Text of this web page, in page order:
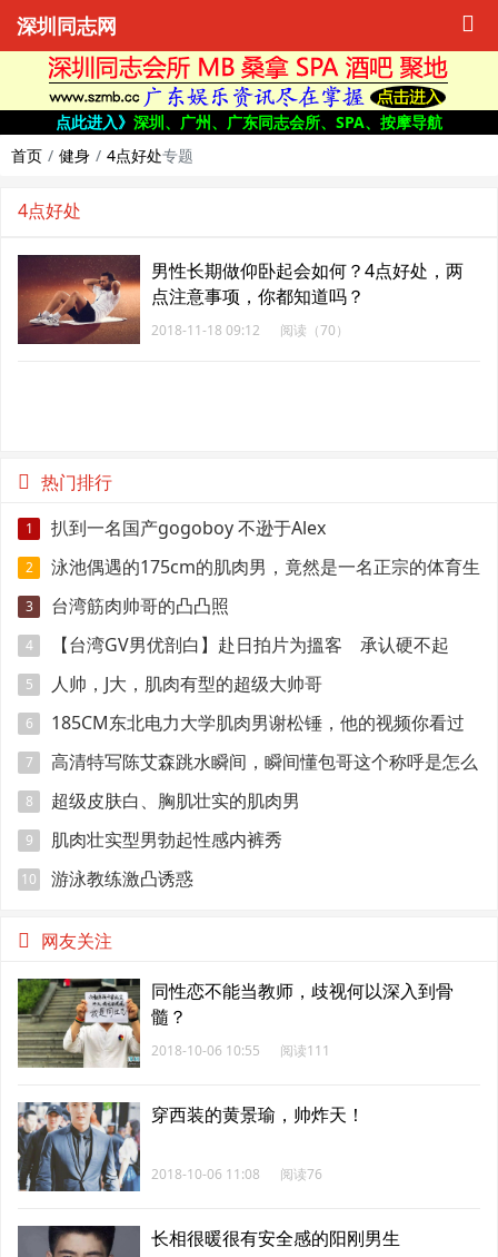
深圳同志网
点此进入》 深圳、广州、广东同志会所、SPA、按摩导航
首页
健身 4点好处专题
4点好处
男性长期做仰卧起会如何？4点好处，两
点注意事项，你都知道吗？
2018-11-18 09:12 阅读（70）
热门排行
1 扒到一名国产gogoboy 不逊于Alex
2 泳池偶遇的175cm的肌肉男，竟然是一名正宗的体育生
3 台湾筋肉帅哥的凸凸照
4
【台湾GV男优剖白】赴日拍片为搵客 承认硬不起
来：但我还有性欲
5 人帅，J大，肌肉有型的超级大帅哥
6
185CM东北电力大学肌肉男谢松锤，他的视频你看过
吗
7
高清特写陈艾森跳水瞬间，瞬间懂包哥这个称呼是怎么
来的
8 超级皮肤白、胸肌壮实的肌肉男
9 肌肉壮实型男勃起性感内裤秀
10 游泳教练激凸诱惑
网友关注
同性恋不能当教师，歧视何以深入到骨
髓？
2018-10-06 10:55 阅读111
穿西装的黄景瑜，帅炸天！
2018-10-06 11:08 阅读76
长相很暖很有安全感的阳刚男生